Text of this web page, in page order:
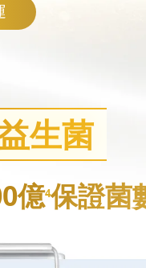
生菌
億4保證菌